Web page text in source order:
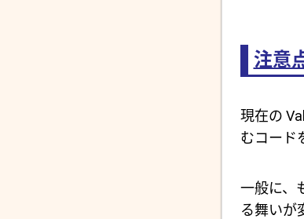
注意
現在の
むコード
一般に、
る舞いが